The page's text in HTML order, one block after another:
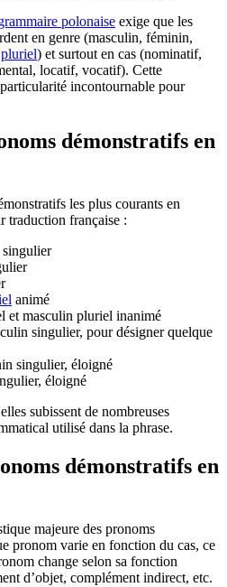
polonaise exige que les
en genre (masculin, féminin,
pluriel) et surtout en cas (nominatif,
locatif, vocatif). Cette
incontournable pour
démonstratifs en
les plus courants en
traduction française :
singulier
animé
et masculin pluriel inanimé
singulier, pour désigner quelque
singulier, éloigné
éloigné
subissent de nombreuses
utilisé dans la phrase.
démonstratifs en
majeure des pronoms
pronom varie en fonction du cas, ce
change selon sa fonction
d’objet, complément indirect, etc.